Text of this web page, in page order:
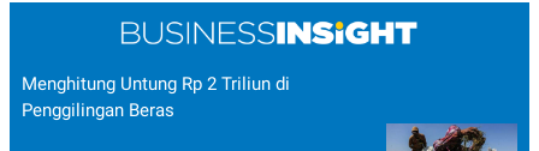
Menghitung Untung Rp 2 Triliun di
Penggilingan Beras